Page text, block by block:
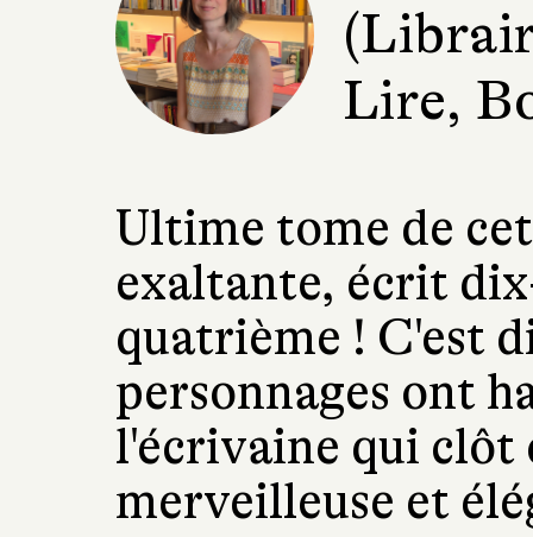
Lire,
Ultime tome de
exaltante, écrit
quatrième ! C'est
personnages ont
l'écrivaine qui clôt
merveilleuse et